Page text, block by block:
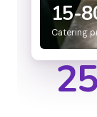
15-
Catering